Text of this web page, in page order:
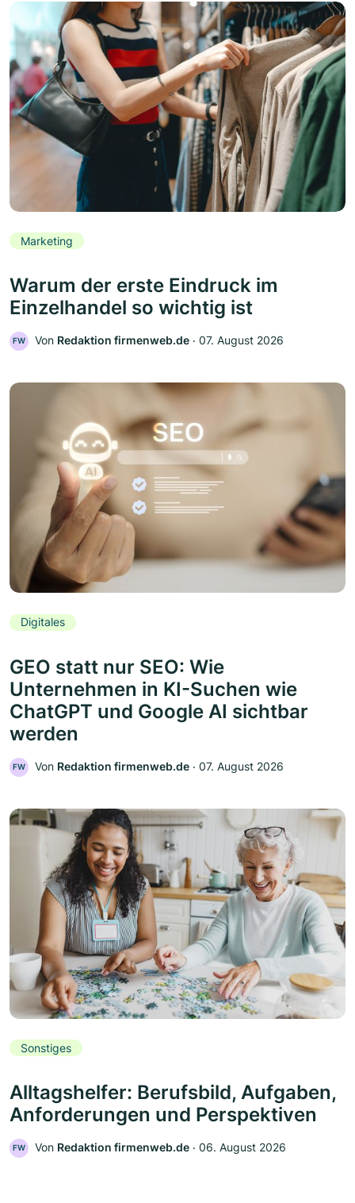
Marketing
Warum der erste Eindruck im
Einzelhandel so wichtig ist
FW Von Redaktion firmenweb.de ‧ 07. August 2026
Digitales
GEO statt nur SEO: Wie
Unternehmen in KI-Suchen wie
ChatGPT und Google AI sichtbar
werden
FW Von Redaktion firmenweb.de ‧ 07. August 2026
Sonstiges
Alltagshelfer: Berufsbild, Aufgaben,
Anforderungen und Perspektiven
FW Von Redaktion firmenweb.de ‧ 06. August 2026